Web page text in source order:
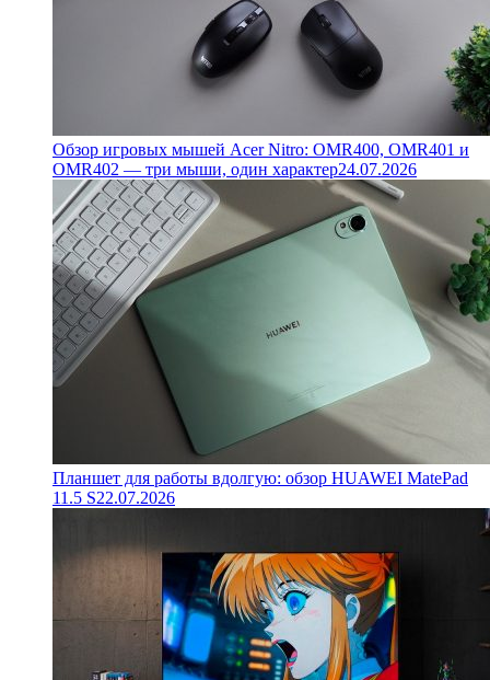
Обзор игровых мышей Acer Nitro: OMR400, OMR401 и
OMR402 — три мыши, один характер24.07.2026
Планшет для работы вдолгую: обзор HUAWEI MatePad
11.5 S22.07.2026